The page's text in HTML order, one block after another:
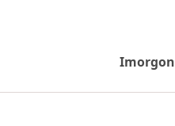
Imorgon